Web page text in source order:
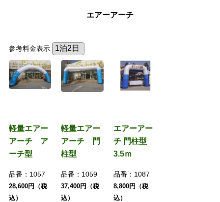
エアーアーチ
参考料金表示
軽量エアー
アーチ ア
ーチ型
品番： 1057
28,600円（税
込）
軽量エアー
アーチ 門
柱型
品番： 1059
37,400円（税
込）
エアーアー
チ 門柱型
3.5ｍ
品番： 1087
8,800円（税
込）